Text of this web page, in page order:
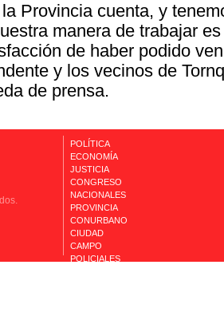
Provincia cuenta, y
manera de trabajar
de haber podido
y los vecinos de
de prensa.
POLÍTICA
ECONOMÍA
JUSTICIA
CONGRESO
NACIONALES
PROVINCIA
CONURBANO
CIUDAD
CAMPO
POLICIALES